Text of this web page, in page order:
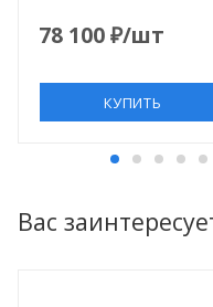
78 100₽/шт
КУПИТЬ
Вас